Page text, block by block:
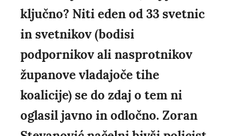
ključno? Niti eden od 33 svetnic
in svetnikov (bodisi
podpornikov ali nasprotnikov
županove vladajoče tihe
koalicije) se do zdaj o tem ni
oglasil javno in odločno. Zoran